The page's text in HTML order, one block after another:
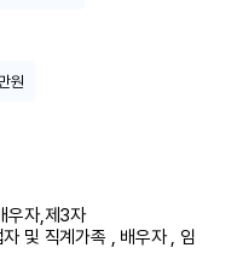
만원
우자,제3자
및 직계가족 , 배우자 , 임